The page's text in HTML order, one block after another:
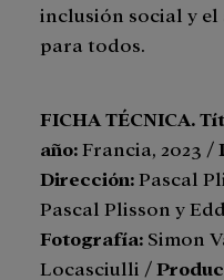
inclusión social y el
para todos.
FICHA TÉCNICA.
año:Francia, 2023 /
Dirección:Pascal
Pascal Plisson y
Fotografía: Simon
Locasciulli /